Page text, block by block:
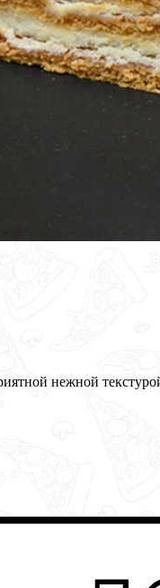
нежной